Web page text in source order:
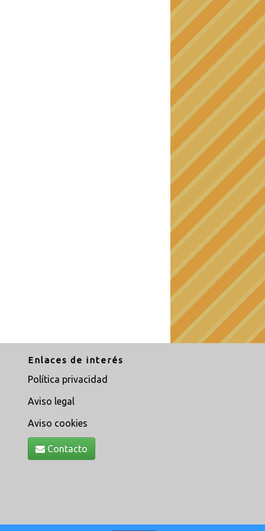
Enlaces de interés
Política privacidad
Aviso legal
Aviso cookies
Contacto